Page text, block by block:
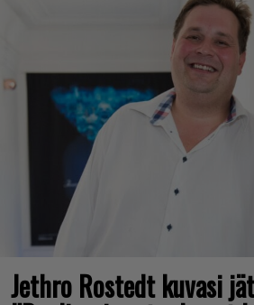
Jethro Rostedt kuvasi